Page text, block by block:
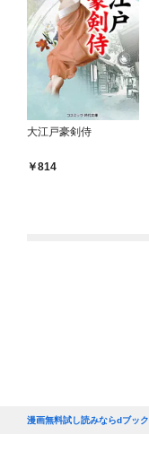
大江戸豪剣侍
814
漫画無料試し読みならdブック